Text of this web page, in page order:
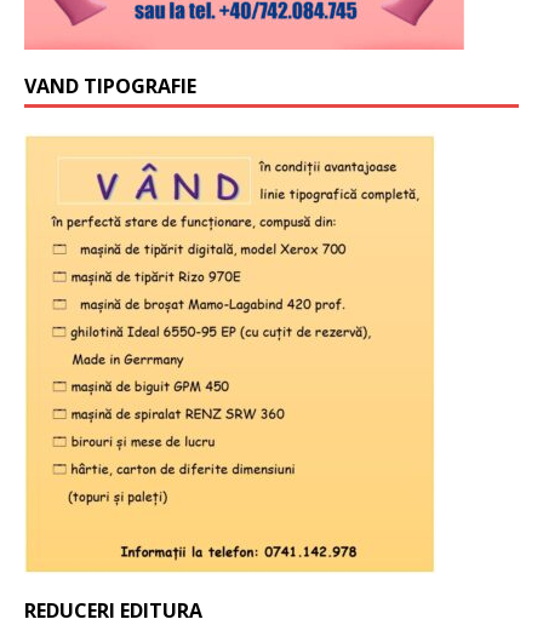
VAND TIPOGRAFIE
REDUCERI EDITURA